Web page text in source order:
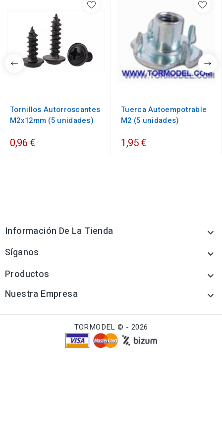
Tornillos Autorroscantes
M2x12mm (5 unidades)
0,96 €
Tuerca Autoempotrable
M2 (5 unidades)
1,95 €
Información De La Tienda 
Síganos 
Productos 
Nuestra Empresa 
TORMODEL © - 2026